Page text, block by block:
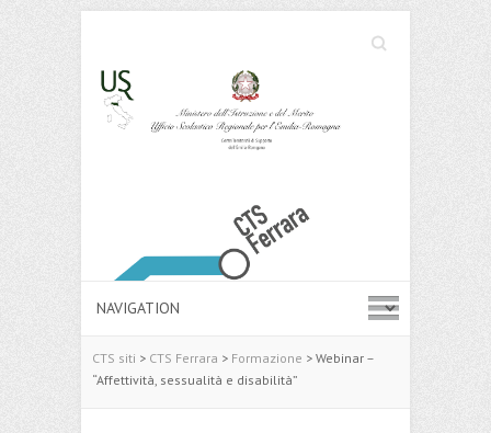
Search
Cerca
CTS siti > CTS Ferrara > Formazione > Webinar –
“Affettività, sessualità e disabilità”